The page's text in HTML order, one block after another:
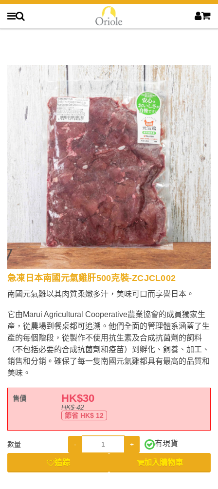
急凍日本南國元氣雞肝500克裝-ZCJCL002
南國元氣雞以其肉質柔嫩多汁，美味可口而享譽日本。
它由Marui Agricultural Cooperative農業協會的成員獨家生
產，從農場到餐桌都可追溯。他們全面的管理體系涵蓋了生
產的每個階段，從製作不使用抗生素及合成抗菌劑的飼料
（不包括必要的合成抗菌劑和疫苗）到孵化、飼養、加工、
銷售和分銷。確保了每一隻南國元氣雞都具有最高的品質和
美味。
售價 HK$30
HK$42
節省 HK$ 12
數量 - + 有現貨
追踪 加入購物車